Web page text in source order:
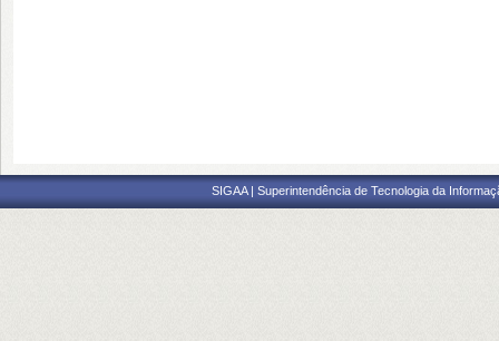
SIGAA | Superintendência de Tecnologia da